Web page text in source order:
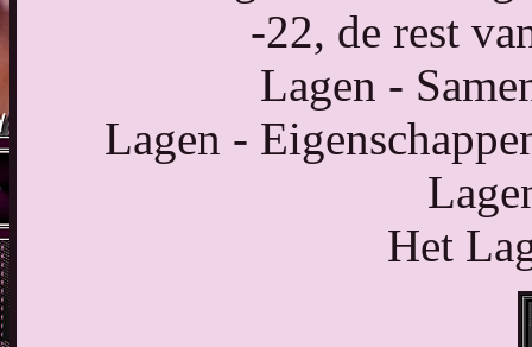
-22, de rest
Lagen -
Lagen -
Het